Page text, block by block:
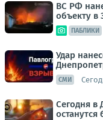
ВС РФ
объекту в
ПАБЛИКИ
Удар
СМИ
Сегодня в